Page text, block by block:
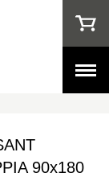
90x180